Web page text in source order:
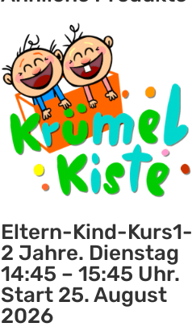
Eltern-Kind-Kurs1-
2 Jahre. Dienstag
14:45 – 15:45 Uhr.
Start 25. August
2026